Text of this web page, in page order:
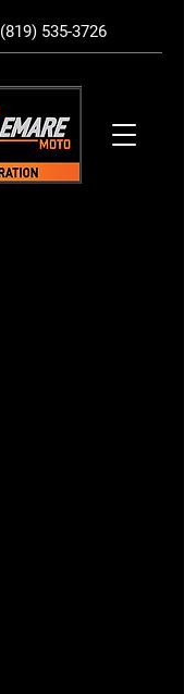
(819) 535-3726